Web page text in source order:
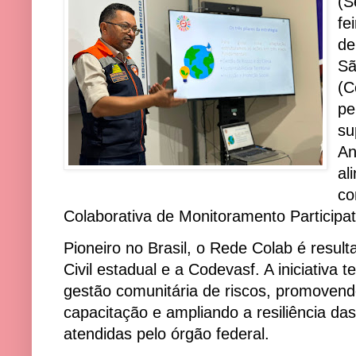
Colaborativa de Monitoramento
Pioneiro no Brasil, o Rede Colab é
Civil estadual e a Codevasf. A iniciativa
gestão comunitária de riscos,
capacitação e ampliando a resiliência
atendidas pelo órgão federal.